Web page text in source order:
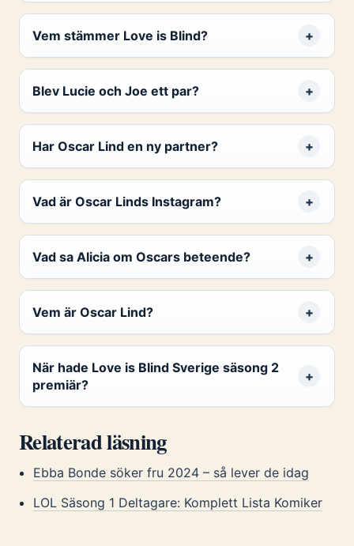
Vem stämmer Love is Blind?
Blev Lucie och Joe ett par?
Har Oscar Lind en ny partner?
Vad är Oscar Linds Instagram?
Vad sa Alicia om Oscars beteende?
Vem är Oscar Lind?
När hade Love is Blind Sverige säsong 2
premiär?
Relaterad läsning
Ebba Bonde söker fru 2024 – så lever de idag
LOL Säsong 1 Deltagare: Komplett Lista Komiker